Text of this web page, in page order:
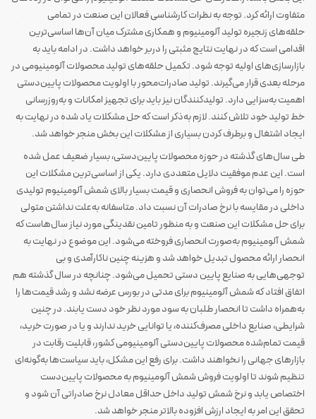
متفاوت ارائه کرد. توجه به نظرات کارشناسی فعالان این صنعت در تمامی
حلقه‌های زنجیره تولید آلومینیوم و همکاری مشترک میان آن‌ها اساسی‌ترین
اقدامی است که در نهایت نتایج مثبتی را دربر خواهد داشت. در ادامه باید به
بازارسازی‌های اولیه توجه شود. تکمیل حلقه‌های تولید محصولات آلومینیومی در
مرحله بعدی قرار می‌گیرند. تولید صادرات‌محور با اولویت محصولات پایین‌دستی
اهمیت به‌سزایی دارد. تولیدکنندگان نیز باید برای تجهیز امکانات و به‌روزرسانی
خط تولید خود تلاش کنند. لازم به‌ذکر است که حل مشکلات یاد شده در نهایت به
ایجاد اشتغال و برطرف کردن بسیاری از مشکلات این بخش منجر خواهد شد.
طی سال‌های گذشته در حوزه محصولات پایین‌دستی، بسیار ضعیف عمل شده
است. این عدم موفقیت دلایل متعددی دارد. یکی از اساسی‌ترین مشکلات این
حوزه را می‌توان به فروش انحصاری و قیمت بسیار بالای شمش آلومینیوم تولیدی
داخلی در مقایسه با نرخ صادرات آن نسبت داد. متاسفانه به‌علت نداشتن متولی
برای حل مشکلات این صنعت و به منظور تامین نقدینگی مورد نیاز سال‌هاست که
شمش آلومینیوم به‌صورت انحصاری فروخته می‌‍‌‌شود. این موضوع در نهایت به
انحصار ارائه محصول تبدیل خواهد شد و هزینه چنین ناکارآمدی و بی
توجهی‌هایی به صنایع پایین دستی تحمیل می‌شود. چنانچه در سال گذشته هم
اتفاق افتاد که شمش آلومینیوم برای مدتی در بورس عرضه نشد و رشد قیمت‌ها را
به‌همراه داشت تا انحصار طلبان به سود مورد نظر خود دست یابند. در چنین
شرایطی، صنایع داخلی مصرف‌کننده، یا توانایی خرید ندارند و یا در صورت خرید،
قیمت تمام‌شده محصولات پایین‌دستی آلومینیومی کشور، قابلیت رقابت در
بازارهای جهانی را نخواهند داشت. برای رفع این مشکل، باید سیاست‌ها به‌گونه‌ای
تنظیم شوند تا اولویت فروش شمش آلومینیوم به محصولات پایین‌دست
اختصاص یابد و نرخ شمش تولید داخل حداقل معادل نرخ صادراتی آن شود و
تحقق این امر به ایجاد ارزش افزوده بالاتر منجر خواهد شد.